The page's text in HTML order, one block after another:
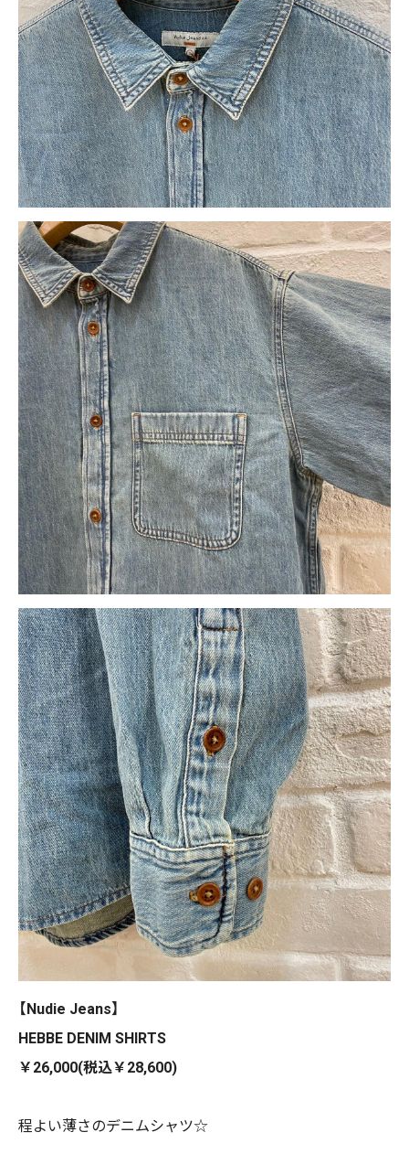
【Nudie Jeans】
HEBBE DENIM SHIRTS
￥26,000(税込￥28,600)
程よい薄さのデニムシャツ☆